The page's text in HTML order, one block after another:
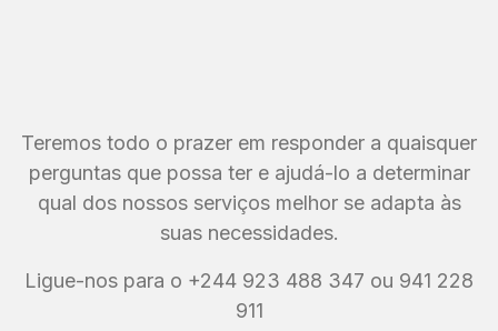
Teremos todo o prazer em responder a quaisquer
perguntas que possa ter e ajudá-lo a determinar
qual dos nossos serviços melhor se adapta às
suas necessidades.
Ligue-nos para o +244 923 488 347 ou 941 228
911